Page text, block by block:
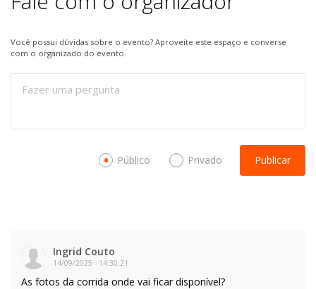
Você possui dúvidas sobre o evento? Aproveite este espaço e converse
com o organizado do evento.
Publicar
Privado
Público
Ingrid Couto
14/09/2025 - 14:30:21
As fotos da corrida onde vai ficar disponível?